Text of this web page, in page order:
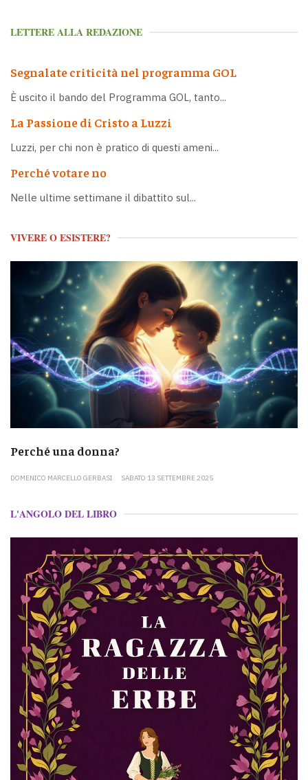
LETTERE ALLA REDAZIONE
Segnalate criticità nel programma GOL
È uscito il bando del Programma GOL, tanto...
La Passione di Cristo a Luzzi
Luzzi, per chi non è pratico di questi ameni...
Perché votare no
Nelle ultime settimane il dibattito sul...
VIVERE O ESISTERE?
Perché una donna?
DOMENICO MARCELLO GERBASI SABATO 13 SETTEMBRE 2025
L'ANGOLO DEL LIBRO